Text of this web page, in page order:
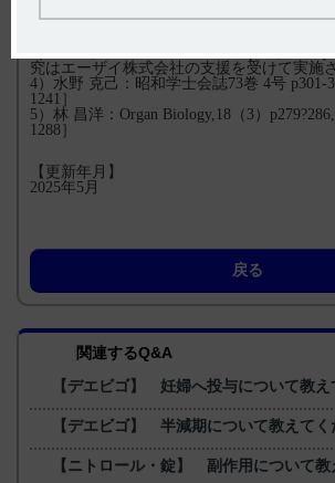
年12月改訂(第10版) VIII. 安全性（使用上
究はエーザイ株式会社の支援を受けて実施
4）水野 克己：昭和学士会誌73巻 4号 p301-
1241］
5）林 昌洋：Organ Biology,18（3）
1288］
【更新年月】
2025年5月
戻る
関連するQ&A
【デエビゴ】 妊婦へ投与について教え
【デエビゴ】 半減期について教えてく
【ニトロール・錠】 副作用について教